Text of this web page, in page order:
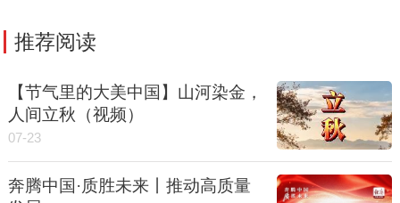
推荐阅读
【节气里的大美中国】山河染金，
人间立秋（视频）
07-23
奔腾中国·质胜未来丨推动高质量